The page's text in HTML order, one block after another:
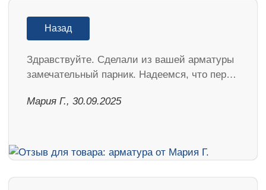
Назад
Здравствуйте. Сделали из вашей арматуры
замечательный парник. Надеемся, что пер…
Мария Г., 30.09.2025